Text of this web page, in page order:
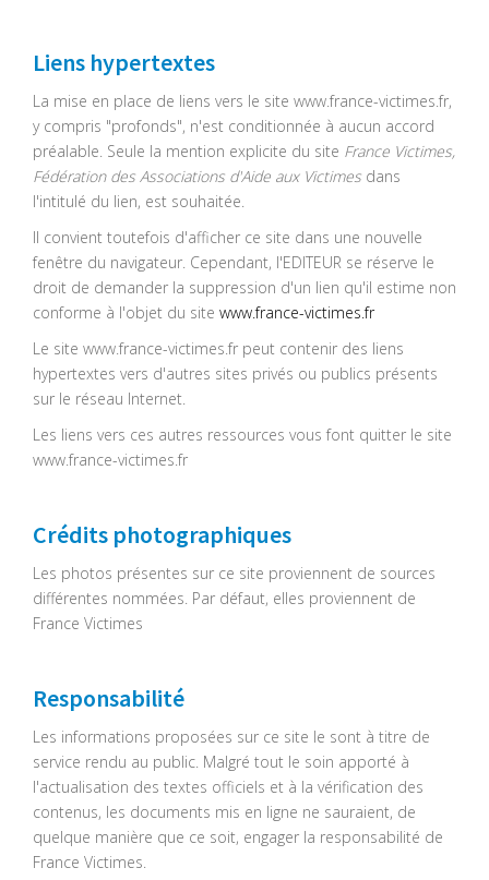
Liens hypertextes
La mise en place de liens vers le site www.france-victimes.fr,
y compris "profonds", n'est conditionnée à aucun accord
préalable. Seule la mention explicite du site France Victimes,
Fédération des Associations d'Aide aux Victimes dans
l'intitulé du lien, est souhaitée.
Il convient toutefois d'afficher ce site dans une nouvelle
fenêtre du navigateur. Cependant, l'EDITEUR se réserve le
droit de demander la suppression d'un lien qu'il estime non
conforme à l'objet du site www.france-victimes.fr
Le site www.france-victimes.fr peut contenir des liens
hypertextes vers d'autres sites privés ou publics présents
sur le réseau Internet.
Les liens vers ces autres ressources vous font quitter le site
www.france-victimes.fr
Crédits photographiques
Les photos présentes sur ce site proviennent de sources
différentes nommées. Par défaut, elles proviennent de
France Victimes
Responsabilité
Les informations proposées sur ce site le sont à titre de
service rendu au public. Malgré tout le soin apporté à
l'actualisation des textes officiels et à la vérification des
contenus, les documents mis en ligne ne sauraient, de
quelque manière que ce soit, engager la responsabilité de
France Victimes.